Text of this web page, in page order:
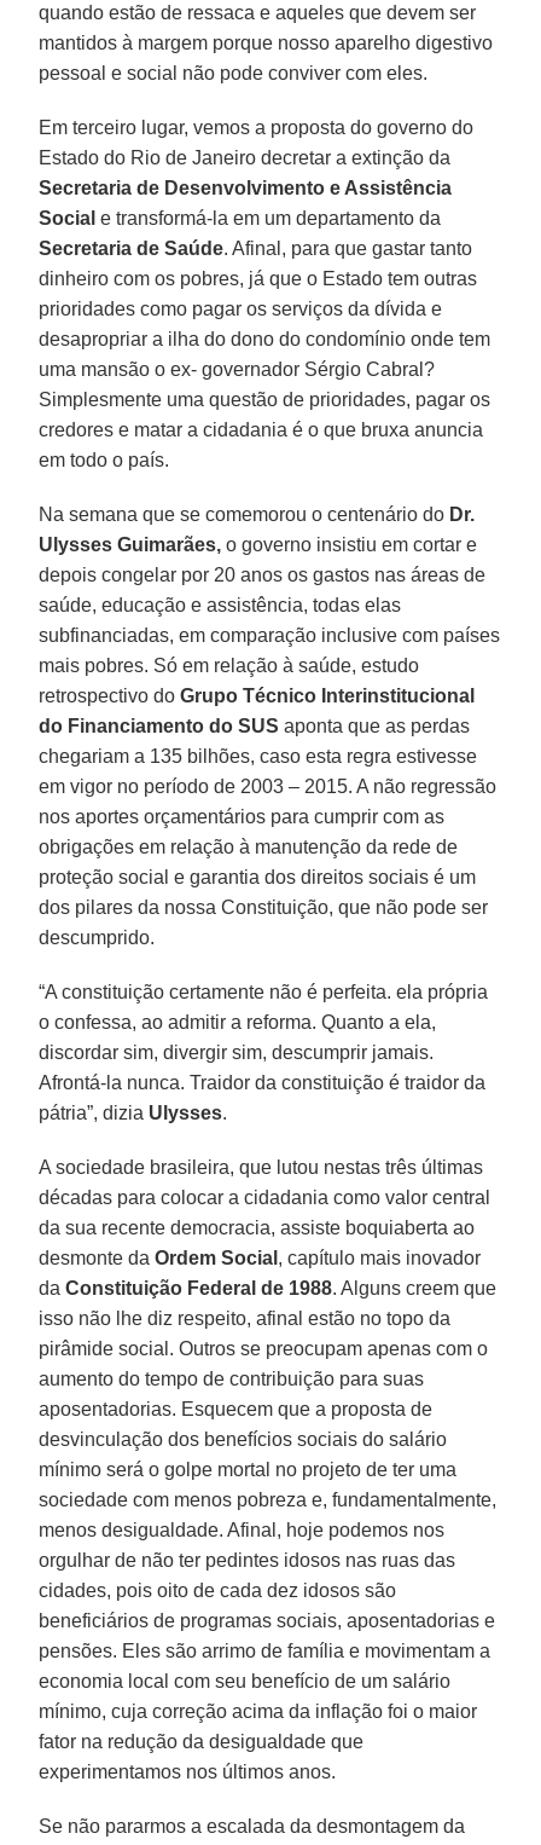
quando estão de ressaca e aqueles que devem ser
mantidos à margem porque nosso aparelho digestivo
pessoal e social não pode conviver com eles.
Em terceiro lugar, vemos a proposta do governo do
Estado do Rio de Janeiro decretar a extinção da
Secretaria de Desenvolvimento e Assistência
Social e transformá-la em um departamento da
Secretaria de Saúde. Afinal, para que gastar tanto
dinheiro com os pobres, já que o Estado tem outras
prioridades como pagar os serviços da dívida e
desapropriar a ilha do dono do condomínio onde tem
uma mansão o ex- governador Sérgio Cabral?
Simplesmente uma questão de prioridades, pagar os
credores e matar a cidadania é o que bruxa anuncia
em todo o país.
Na semana que se comemorou o centenário do Dr.
Ulysses Guimarães, o governo insistiu em cortar e
depois congelar por 20 anos os gastos nas áreas de
saúde, educação e assistência, todas elas
subfinanciadas, em comparação inclusive com países
mais pobres. Só em relação à saúde, estudo
retrospectivo doGrupo Técnico Interinstitucional
do Financiamento do SUS aponta que as perdas
chegariam a 135 bilhões, caso esta regra estivesse
em vigor no período de 2003 – 2015. A não regressão
nos aportes orçamentários para cumprir com as
obrigações em relação à manutenção da rede de
proteção social e garantia dos direitos sociais é um
dos pilares da nossa Constituição, que não pode ser
descumprido.
“A constituição certamente não é perfeita. ela própria
o confessa, ao admitir a reforma. Quanto a ela,
discordar sim, divergir sim, descumprir jamais.
Afrontá-la nunca. Traidor da constituição é traidor da
pátria”, dizia Ulysses.
A sociedade brasileira, que lutou nestas três últimas
décadas para colocar a cidadania como valor central
da sua recente democracia, assiste boquiaberta ao
desmonte daOrdem Social , capítulo mais inovador
daConstituição Federal de 1988. Alguns creem que
isso não lhe diz respeito, afinal estão no topo da
pirâmide social. Outros se preocupam apenas com o
aumento do tempo de contribuição para suas
aposentadorias. Esquecem que a proposta de
desvinculação dos benefícios sociais do salário
mínimo será o golpe mortal no projeto de ter uma
sociedade com menos pobreza e, fundamentalmente,
menos desigualdade. Afinal, hoje podemos nos
orgulhar de não ter pedintes idosos nas ruas das
cidades, pois oito de cada dez idosos são
beneficiários de programas sociais, aposentadorias e
pensões. Eles são arrimo de família e movimentam a
economia local com seu benefício de um salário
mínimo, cuja correção acima da inflação foi o maior
fator na redução da desigualdade que
experimentamos nos últimos anos.
Se não pararmos a escalada da desmontagem da